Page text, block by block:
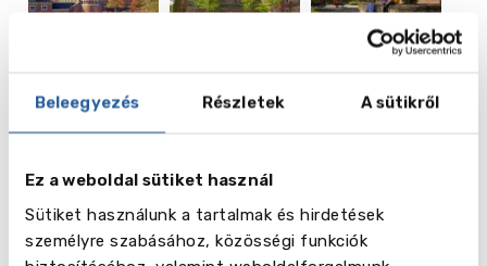
Beleegyezés Részletek A sütikről
Ez a weboldal sütiket használ
Sütiket használunk a tartalmak és hirdetések
személyre szabásához, közösségi funkciók
vēl
12
Képek